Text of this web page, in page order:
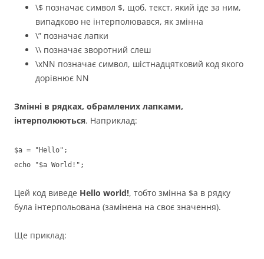
\$ позначає символ $, щоб, текст, який іде за ним,
випадково не інтерполювався, як змінна
\” позначає лапки
\\ позначає зворотний слеш
\xNN позначає символ, шістнадцятковий код якого
дорівнює NN
Змінні в рядках, обрамлених лапками,
інтерполюються. Наприклад:
$a = "Hello";
echo "$a World!";
Цей код виведе Hello world!, тобто змінна $a в рядку
була інтерпольована (замінена на своє значення).
Ще приклад: